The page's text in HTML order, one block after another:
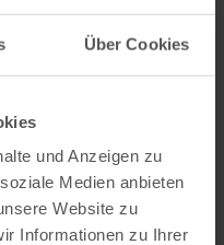
Über Cookies
und Anzeigen zu
Medien anbieten
Website zu
Informationen zu Ihrer